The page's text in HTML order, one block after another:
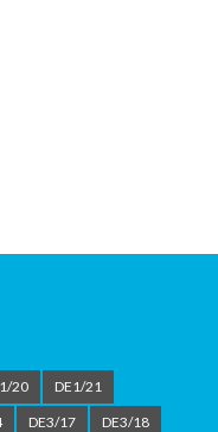
20
DE1/21
DE3/17
DE3/18